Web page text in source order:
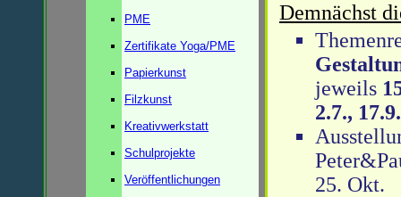
PME
Zertifikate Yoga/PME
Papierkunst
Filzkunst
Kreativwerkstatt
Schulprojekte
Veröffentlichungen
Demnächst
jeweils
2.7.,
25. Okt.